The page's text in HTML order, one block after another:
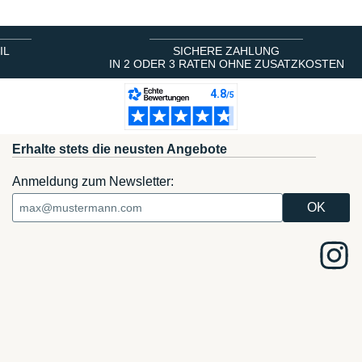
SICHERE ZAHLUNG
IN 2 ODER 3 RATEN OHNE ZUSATZKOSTEN
Erhalte stets die neusten Angebote
Anmeldung zum Newsletter: